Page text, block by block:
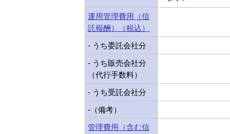
運用管理費用（信
託報酬）（税込）
- うち委託会社分
- うち販売会社分
（代行手数料）
- うち受託会社分
-（備考）
管理費用（含む信